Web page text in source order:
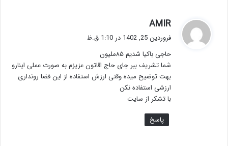
AMIR
ف
:
فروردین 25, 1402 در 1:10 ق.ظ
حاجی باکیا شدیم ۸۵ملیون
شما تشریف ببر جای حاج اقاتون عزیزم به صورت عملی اینارو
بهت توضیح میده وقتی ارزش استفاده از این فضا رونداری
ارزشی استفاده نکن
با تشکر از سایت
پاسخ